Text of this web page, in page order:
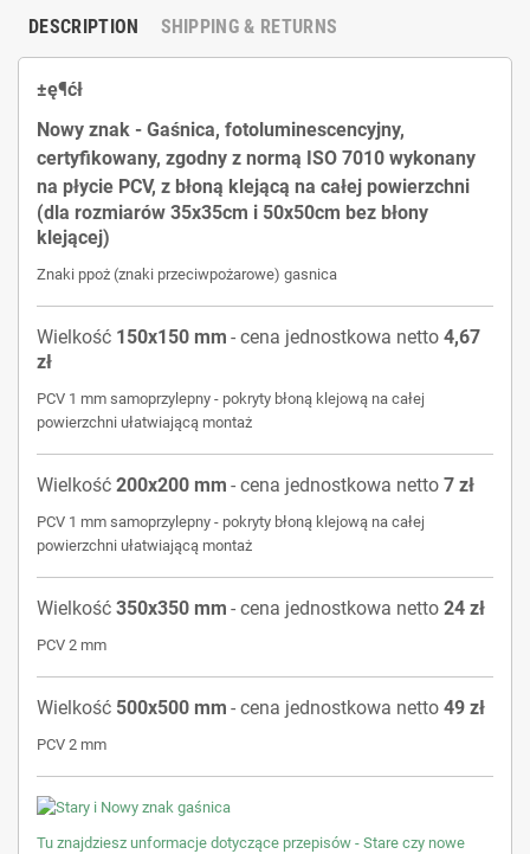
DESCRIPTION SHIPPING & RETURNS
±ę¶ćł
Nowy znak - Gaśnica, fotoluminescencyjny,
certyfikowany, zgodny z normą ISO 7010 wykonany
na płycie PCV, z błoną klejącą na całej powierzchni
(dla rozmiarów 35x35cm i 50x50cm bez błony
klejącej)
Znaki ppoż (znaki przeciwpożarowe) gasnica
Wielkość 150x150 mm - cena jednostkowa netto 4,67
zł
PCV 1 mm samoprzylepny - pokryty błoną klejową na całej
powierzchni ułatwiającą montaż
Wielkość 200x200 mm - cena jednostkowa netto 7 zł
PCV 1 mm samoprzylepny - pokryty błoną klejową na całej
powierzchni ułatwiającą montaż
Wielkość 350x350 mm - cena jednostkowa netto 24 zł
PCV 2 mm
Wielkość 500x500 mm - cena jednostkowa netto 49 zł
PCV 2 mm
Tu znajdziesz unformacje dotyczące przepisów - Stare czy nowe